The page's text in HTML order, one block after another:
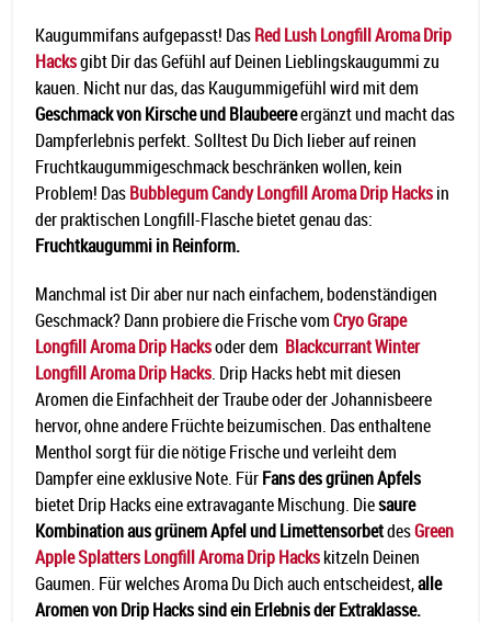
Kaugummifans aufgepasst! DasRed Lush Longfill Aroma Drip
Hacksgibt Dir das Gefühl auf Deinen Lieblingskaugummi zu
kauen. Nicht nur das, das Kaugummigefühl wird mit dem
Geschmack von Kirsche und Blaubeereergänzt und macht das
Dampferlebnis perfekt. Solltest Du Dich lieber auf reinen
Fruchtkaugummigeschmack beschränken wollen, kein
Problem! DasBubblegum Candy Longfill Aroma Drip Hacksin
der praktischen Longfill-Flasche bietet genau das:
Fruchtkaugummi in Reinform.
Manchmal ist Dir aber nur nach einfachem, bodenständigen
Geschmack? Dann probiere die Frische vomCryo Grape
Longfill Aroma Drip Hacksoder dem Blackcurrant Winter
Longfill Aroma Drip Hacks. Drip Hacks hebt mit diesen
Aromen die Einfachheit der Traube oder der Johannisbeere
hervor, ohne andere Früchte beizumischen. Das enthaltene
Menthol sorgt für die nötige Frische und verleiht dem
Dampfer eine exklusive Note. FürFans des grünen Apfels
bietet Drip Hacks eine extravagante Mischung. Diesaure
Kombination aus grünem Apfel und LimettensorbetdesGreen
Apple Splatters Longfill Aroma Drip Hackskitzeln Deinen
Gaumen. Für welches Aroma Du Dich auch entscheidest,alle
Aromen von Drip Hacks sind ein Erlebnis der Extraklasse.